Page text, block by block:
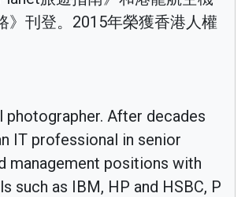
》刊登。2015年榮獲香港人權
photographer. After decades
IT professional in senior
management positions with
such as IBM, HP and HSBC, P